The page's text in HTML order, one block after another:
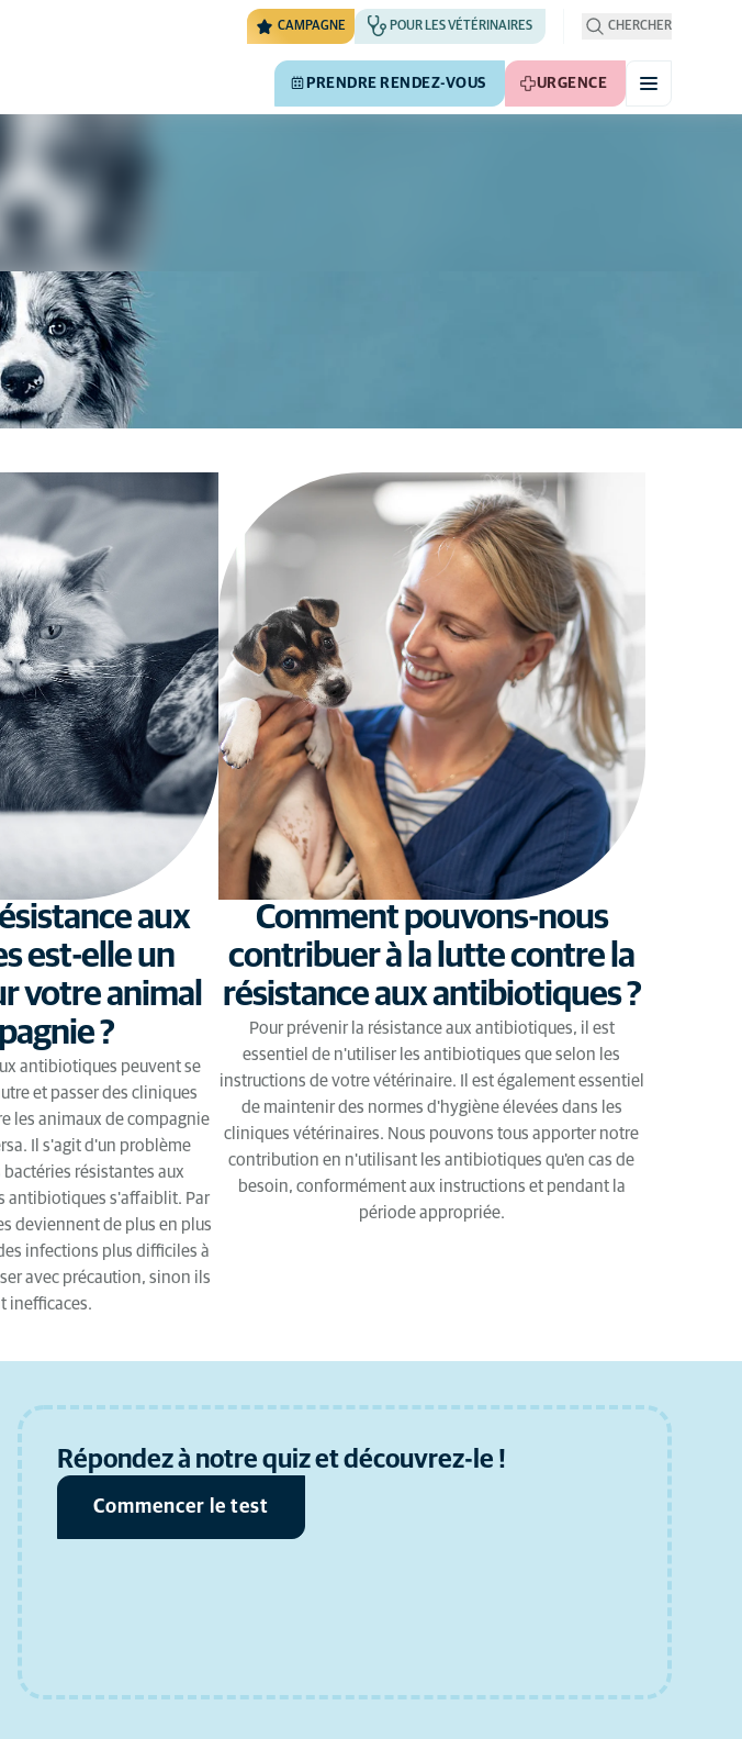
CAMPAGNE POUR LES VÉTÉRINAIRES CHERCHER
PRENDRE RENDEZ-VOUS URGENCE
aux
est-elle un
votre animal
?
antibiotiques peuvent se
et passer des cliniques
les animaux de compagnie
Il s'agit d'un problème
résistantes aux
antibiotiques s'affaiblit. Par
deviennent de plus en plus
infections plus difficiles à
avec précaution, sinon ils
inefficaces.
Comment pouvons-nous
contribuer à la lutte contre la
résistance aux antibiotiques ?
Pour prévenir la résistance aux antibiotiques, il est
essentiel de n'utiliser les antibiotiques que selon les
instructions de votre vétérinaire. Il est également essentiel
de maintenir des normes d'hygiène élevées dans les
cliniques vétérinaires. Nous pouvons tous apporter notre
contribution en n'utilisant les antibiotiques qu'en cas de
besoin, conformément aux instructions et pendant la
période appropriée.
Répondez à notre quiz et découvrez-le !
Commencer le test